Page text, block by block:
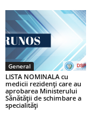
General
LISTA NOMINALA cu
medicii rezidenţi care au
aprobarea Ministerului
Sănătăţii de schimbare a
specialităţi